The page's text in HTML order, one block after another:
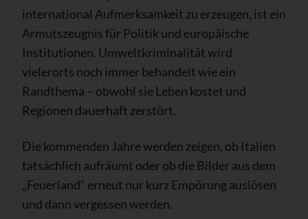
international Aufmerksamkeit zu erzeugen, ist ein
Armutszeugnis für Politik und europäische
Institutionen. Umweltkriminalität wird
vielerorts noch immer behandelt wie ein
Randthema – obwohl sie Leben kostet und
Regionen dauerhaft zerstört.
Die kommenden Jahre werden zeigen, ob Italien
tatsächlich aufräumt oder ob die Bilder aus dem
„Feuerland“ erneut nur kurz Empörung auslösen
und dann vergessen werden.